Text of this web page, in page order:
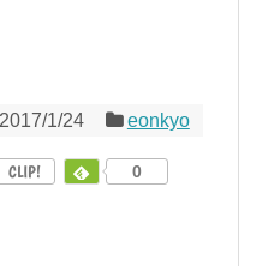
2017/1/24 eonkyo
CLIP! 0